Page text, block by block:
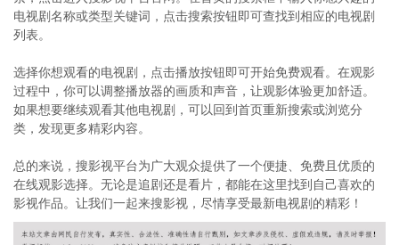
电视剧名称或类型关键词，点击搜索按钮即可查找到相应的电视剧
列表。
选择你想观看的电视剧，点击播放按钮即可开始免费观看。在观影
过程中，你可以调整播放器的画质和声音，让观影体验更加舒适。
如果想要继续观看其他电视剧，可以回到首页重新搜索或浏览分
类，发现更多精彩内容。
总的来说，搜影视平台为广大观众提供了一个便捷、免费且优质的
在线观影选择。无论是追剧还是看片，都能在这里找到自己喜欢的
影视作品。让我们一起来搜影视，尽情享受最新电视剧的精彩！